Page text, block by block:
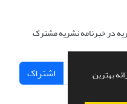
بهترین
در خبرنامه نشریه مشترک
اشتراک